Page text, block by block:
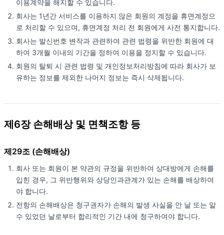
이용계약을 해지할 수 있습니다.
회사는 1년간 서비스를 이용하지 않은 회원의 계정을 휴면계정으
로 처리할 수 있으며, 휴면계정 처리 전 회원에게 사전 통지합니다.
회사는 발신번호 변작과 관련하여 관련 법령을 위반한 회원에 대
하여 3개월 이내의 기간을 정하여 이용을 정지할 수 있습니다.
회원의 탈퇴 시 관련 법령 및 개인정보처리방침에 따라 회사가 보
유하는 정보를 제외한 나머지 정보는 즉시 삭제됩니다.
제6장 손해배상 및 면책조항 등
제29조 (손해배상)
회사 또는 회원이 본 약관의 규정을 위반하여 상대방에게 손해를
입힌 경우, 그 위반행위와 상당인과관계가 있는 손해를 배상하여
야 합니다.
전항의 손해배상은 청구권자가 손해의 발생 사실을 안 날 또는 알
수 있었던 날로부터 합리적인 기간 내에 청구하여야 합니다.